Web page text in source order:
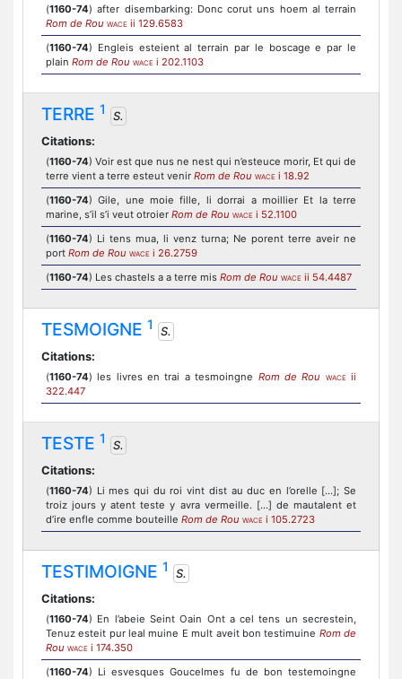
(1160-74) after disembarking: Donc corut uns hoem al terrain
Rom de Rou WACE ii 129.6583
(1160-74) Engleis esteient al terrain par le boscage e par le
plain Rom de Rou WACE i 202.1103
TERRE 1
S.
Citations:
(1160-74) Voir est que nus ne nest qui n’esteuce morir, Et qui de
terre vient a terre esteut venir Rom de Rou WACE i 18.92
(1160-74) Gile, une moie fille, li dorrai a moillier Et la terre
marine, s’il s’i veut otroier Rom de Rou WACE i 52.1100
(1160-74) Li tens mua, li venz turna; Ne porent terre aveir ne
port Rom de Rou WACE i 26.2759
(1160-74) Les chastels a a terre mis Rom de Rou WACE ii 54.4487
TESMOIGNE 1
S.
Citations:
(1160-74) les livres en trai a tesmoingne Rom de Rou WACE ii
322.447
TESTE 1
S.
Citations:
(1160-74) Li mes qui du roi vint dist au duc en l’orelle [...]; Se
troiz jours y atent teste y avra vermeille. [...] de mautalent et
d’ire enfle comme bouteille Rom de Rou WACE i 105.2723
TESTIMOIGNE 1
S.
Citations:
(1160-74) En l’abeie Seint Oain Ont a cel tens un secrestein,
Tenuz esteit pur leal muine E mult aveit bon testimuine Rom de
Rou WACE i 174.350
(1160-74) Li esvesques Goucelmes fu de bon testemoingne